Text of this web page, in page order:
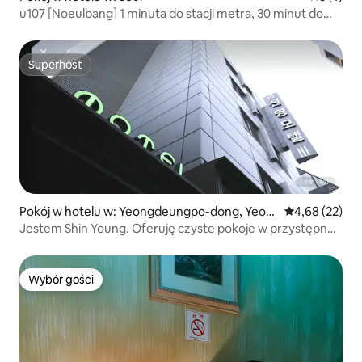
u107 [Noeulbang] 1 minuta do stacji metra, 30 minut do
Superhost
Superhost
Pokój w hotelu w: Yeongdeungpo-dong, Yeon
gdeungpo-gu
Średnia
4,68 (22)
Jestem Shin Young. Oferuję czyste pokoje w przystępnej
Wybór gości
Wybór gości